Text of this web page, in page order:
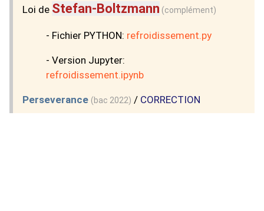
Loi de Stefan-Boltzmann (complément)
- Fichier PYTHON: refroidissement.py
- Version Jupyter:
refroidissement.ipynb
Perseverance (bac 2022) / CORRECTION